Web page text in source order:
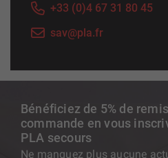
Bénéficiez de 5% de
commande en vous
PLA secours
Ne manquez plus aucune
+33 (0)4 67 31 80 45
sav@pla.fr